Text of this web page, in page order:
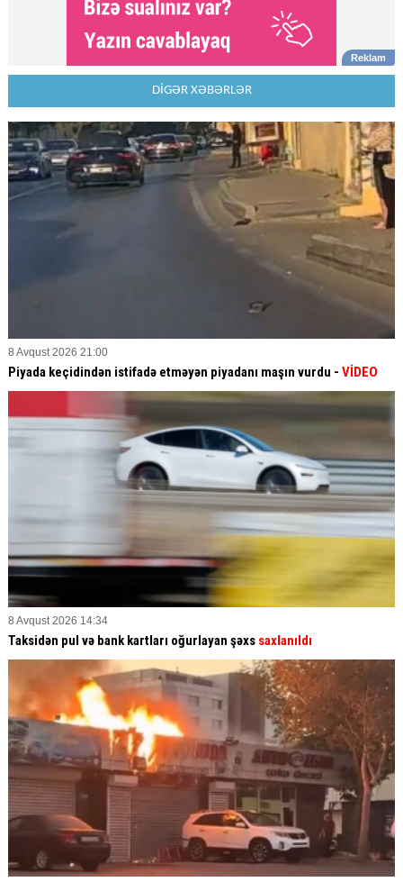
DİGƏR XƏBƏRLƏR
8 Avqust 2026 21:00
Piyada keçidindən istifadə etməyən piyadanı maşın vurdu - VİDEO
8 Avqust 2026 14:34
Taksidən pul və bank kartları oğurlayan şəxs saxlanıldı